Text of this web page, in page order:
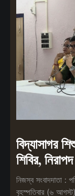
বিদ্যাসাগর
শিবির,
নিজস্ব সংবাদদাতা :
বৃহস্পতিবার (৬